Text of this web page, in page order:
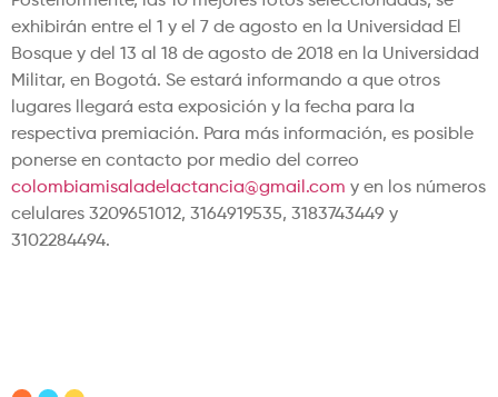
exhibirán entre el 1 y el 7 de agosto en la Universidad El
Bosque y del 13 al 18 de agosto de 2018 en la Universidad
Militar, en Bogotá. Se estará informando a que otros
lugares llegará esta exposición y la fecha para la
respectiva premiación. Para más información, es posible
ponerse en contacto por medio del correo
colombiamisaladelactancia@gmail.com y en los números
celulares 3209651012, 3164919535, 3183743449 y
3102284494.